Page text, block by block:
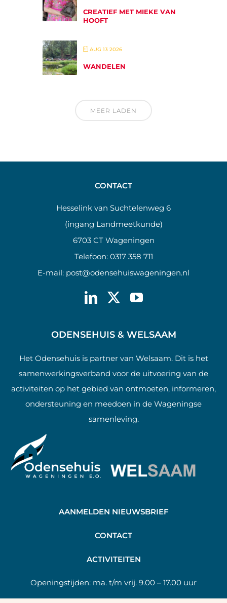
CREATIEF MET MIEKE VAN
HOOFT
AUG 13 2026
WANDELEN
MEER LADEN
CONTACT
Hesselink van Suchtelenweg 6
(ingang Landmeetkunde)
6703 CT Wageningen
Telefoon: 0317 358 711
E-mail: post@odensehuiswageningen.nl
ODENSEHUIS & WELSAAM
Het Odensehuis is partner van Welsaam. Dit is het
samenwerkingsverband voor de uitvoering van de
activiteiten op het gebied van ontmoeten, informeren,
ondersteuning en meedoen in de Wageningse
samenleving.
AANMELDEN NIEUWSBRIEF
CONTACT
ACTIVITEITEN
Openingstijden: ma. t/m vrij. 9.00 – 17.00 uur